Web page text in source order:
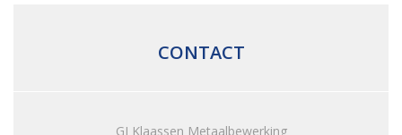
CONTACT
GJ Klaassen Metaalbewerking